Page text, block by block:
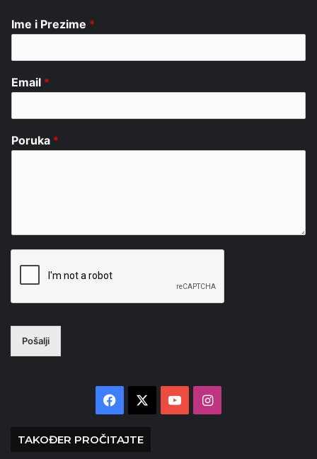
Ime i Prezime *
Email *
Poruka *
Pošalji
Facebook YouTubeInstagram
TAKOĐER PROČITAJTE